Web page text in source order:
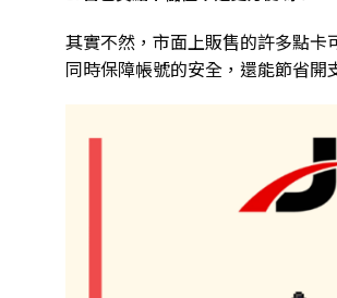
其實不然，市面上販售的許多點卡
同時保障帳號的安全，還能節省開